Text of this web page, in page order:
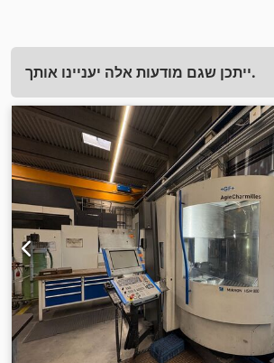
ייתכן שגם מודעות אלה יעניינו אותך.